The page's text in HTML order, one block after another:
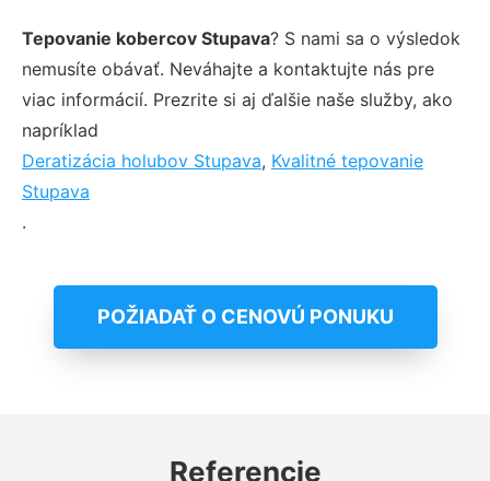
Tepovanie kobercov Stupava? S nami sa o výsledok
nemusíte obávať. Neváhajte a kontaktujte nás pre
viac informácií. Prezrite si aj ďalšie naše služby, ako
napríklad
Deratizácia holubov Stupava, Kvalitné tepovanie
Stupava
.
POŽIADAŤ O CENOVÚ PONUKU
Referencie